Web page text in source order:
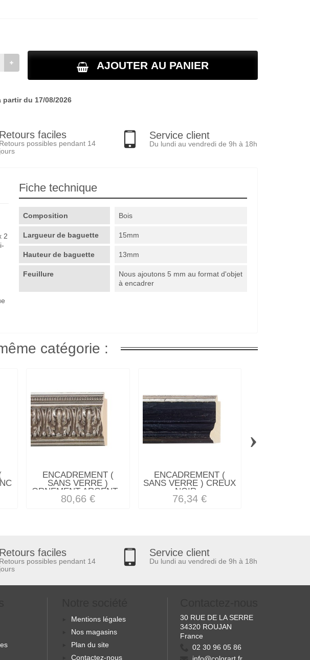
AJOUTER AU PANIER
du 17/08/2026
Retours faciles
Retours possibles pendant 14
jours
Service client
Du lundi au vendredi de 9h à 18h
2
Fiche technique
Composition Bois
Largueur de baguette 15mm
Hauteur de baguette 13mm
Feuillure
Nous ajoutons 5 mm au format d'objet
à encadrer
catégorie :
ENCADREMENT (
SANS VERRE )
ORNEMENT ARGENT...
80,66 €
ENCADREMENT (
SANS VERRE ) CREUX
NOIR...
76,34 €
›
Retours faciles
Retours possibles pendant 14
jours
Service client
Du lundi au vendredi de 9h à 18h
Mentions légales
Nos magasins
Plan du site
Contactez-nous
30 RUE DE LA SERRE
34320 ROUJAN
France
02 30 96 05 86